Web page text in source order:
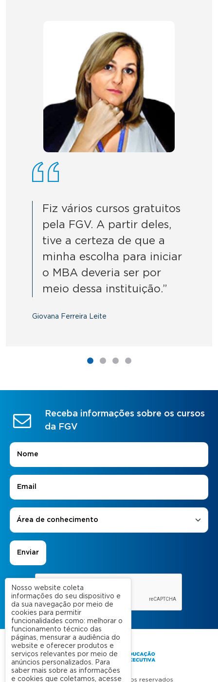
Fiz vários cursos gratuitos
pela FGV. A partir deles,
tive a certeza de que a
minha escolha para iniciar
o MBA deveria ser por
meio dessa instituição.”
Giovana Ferreira Leite
Receba informações sobre os cursos
da FGV
Nome
E-mail
Áreas de Interesse
Área de conhecimento
FGV 2023 © Todos os direitos reservados
Nosso website coleta
informações do seu dispositivo e
da sua navegação por meio de
cookies para permitir
funcionalidades como: melhorar o
funcionamento técnico das
páginas, mensurar a audiência do
website e oferecer produtos e
serviços relevantes por meio de
anúncios personalizados. Para
saber mais sobre as informações
e cookies que coletamos, acesse